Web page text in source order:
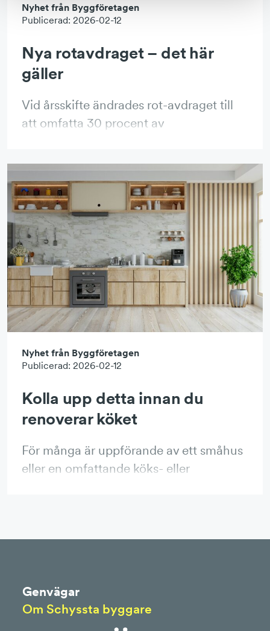
Nyhet från Byggföretagen
Publicerad: 2026-02-12
Nya rotavdraget – det här
gäller
Vid årsskifte ändrades rot-avdraget till
att omfatta 30 procent av
badrumsrenovering. Ta del av
Skatteverkets tydliggörande av vad de
nya reglerna innebär.
Nyhet från Byggföretagen
Publicerad: 2026-02-12
Kolla upp detta innan du
renoverar köket
För många är uppförande av ett småhus
eller en omfattande köks- eller
konsument ett grundläggande juridiskt
Genvägar
Om Schyssta byggare